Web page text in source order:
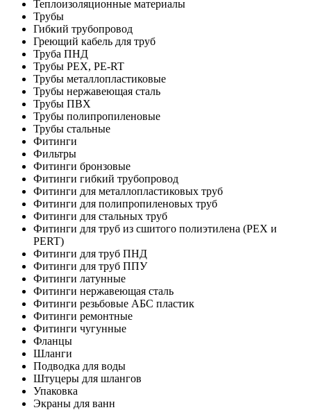
Теплоизоляционные материалы
Трубы
Гибкий трубопровод
Греющий кабель для труб
Труба ПНД
Трубы PEX, PE-RT
Трубы металлопластиковые
Трубы нержавеющая сталь
Трубы ПВХ
Трубы полипропиленовые
Трубы стальные
Фитинги
Фильтры
Фитинги бронзовые
Фитинги гибкий трубопровод
Фитинги для металлопластиковых труб
Фитинги для полипропиленовых труб
Фитинги для стальных труб
Фитинги для труб из сшитого полиэтилена (PEX и
PERT)
Фитинги для труб ПНД
Фитинги для труб ППУ
Фитинги латунные
Фитинги нержавеющая сталь
Фитинги резьбовые АБС пластик
Фитинги ремонтные
Фитинги чугунные
Фланцы
Шланги
Подводка для воды
Штуцеры для шлангов
Упаковка
Экраны для ванн